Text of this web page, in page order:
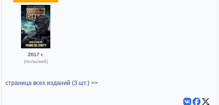
2017 г.
(польский)
страница всех изданий (3 шт.) >>